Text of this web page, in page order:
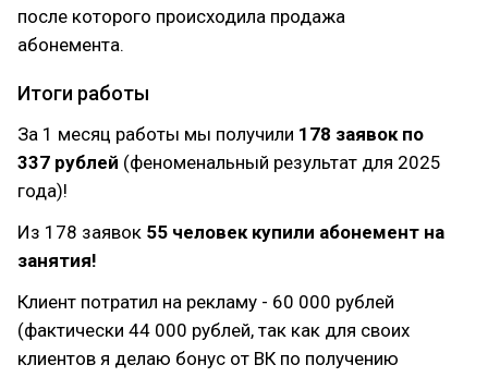
после которого происходила продажа
абонемента.
Итоги работы
За 1 месяц работы мы получили 178 заявок по
337 рублей (феноменальный результат для 2025
года)!
Из 178 заявок 55 человек купили абонемент на
занятия!
Клиент потратил на рекламу - 60 000 рублей
(фактически 44 000 рублей, так как для своих
клиентов я делаю бонус от ВК по получению